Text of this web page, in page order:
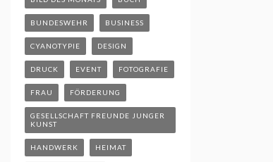
BUNDESWEHR BUSINESS
CYANOTYPIE DESIGN
DRUCK EVENT FOTOGRAFIE
FRAU FÖRDERUNG
GESELLSCHAFT FREUNDE JUNGER
KUNST
HANDWERK HEIMAT